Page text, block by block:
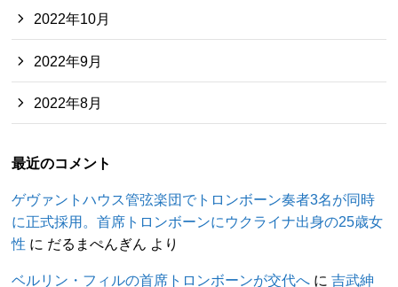
2022年10月
2022年9月
2022年8月
最近のコメント
ゲヴァントハウス管弦楽団でトロンボーン奏者3名が同時
に正式採用。首席トロンボーンにウクライナ出身の25歳女
性 に だるまぺんぎん より
ベルリン・フィルの首席トロンボーンが交代へ に吉武紳